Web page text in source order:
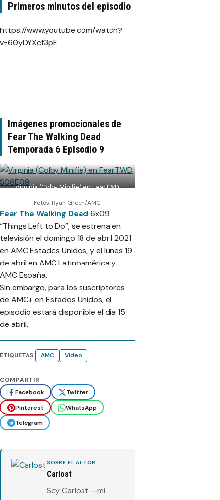
Primeros minutos del episodio
https://www.youtube.com/watch?
v=60yDYXcf3pE
Imágenes promocionales de
Fear The Walking Dead
Temporada 6 Episodio 9
Virginia (Colby Minifie) en FearTWD
Fotos: Ryan Green/AMC
Fear The Walking Dead 6x09
“Things Left to Do”, se estrena en
televisión el domingo 18 de abril 2021
en AMC Estados Unidos, y el lunes 19
de abril en AMC Latinoamérica y
AMC España.
Sin embargo, para los suscriptores
de AMC+ en Estados Unidos, el
episodio estará disponible el día 15
de abril.
ETIQUETAS AMC Video
COMPARTIR
Facebook
Twitter
Pinterest
WhatsApp
Telegram
SOBRE EL AUTOR
Carlost
Soy Carlost —mi